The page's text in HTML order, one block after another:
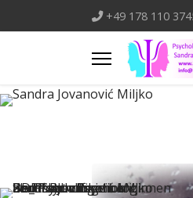
+49 178 110